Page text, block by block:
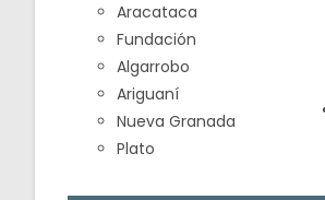
Aracataca
Fundación
Algarrobo
Ariguaní
Nueva Granada
Plato